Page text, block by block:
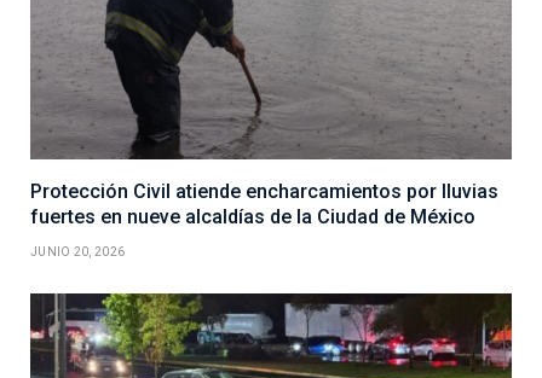
Protección Civil atiende encharcamientos por lluvias
fuertes en nueve alcaldías de la Ciudad de México
JUNIO 20, 2026